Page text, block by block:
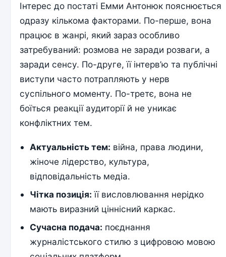
Інтерес до постаті Емми Антонюк пояснюється
одразу кількома факторами. По-перше, вона
працює в жанрі, який зараз особливо
затребуваний: розмова не заради розваги, а
заради сенсу. По-друге, її інтерв’ю та публічні
виступи часто потрапляють у нерв
суспільного моменту. По-третє, вона не
боїться реакції аудиторії й не уникає
конфліктних тем.
Актуальність тем: війна, права людини,
жіноче лідерство, культура,
відповідальність медіа.
Чітка позиція: її висловлювання нерідко
мають виразний ціннісний каркас.
Сучасна подача: поєднання
журналістського стилю з цифровою мовою